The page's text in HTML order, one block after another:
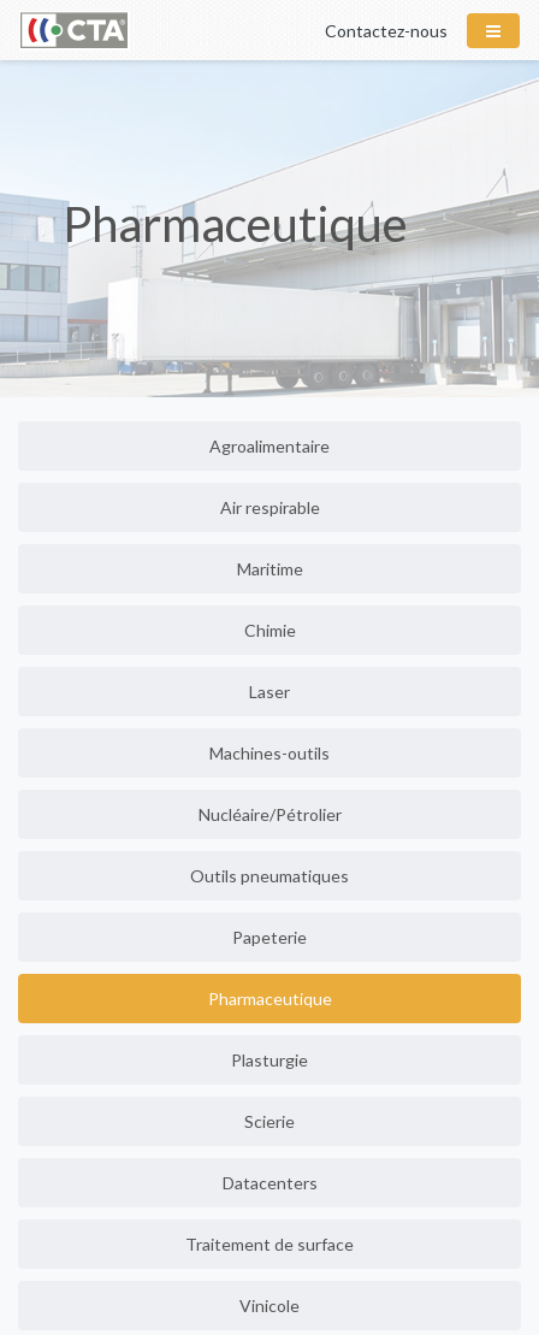
Contactez-nous
Pharmaceutique
Agroalimentaire
Air respirable
Maritime
Chimie
Laser
Machines-outils
Nucléaire/Pétrolier
Outils pneumatiques
Papeterie
Pharmaceutique
Plasturgie
Scierie
Datacenters
Traitement de surface
Vinicole